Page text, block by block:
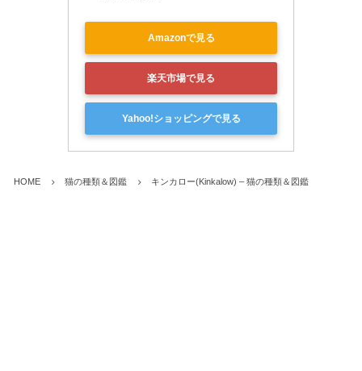
Amazonで見る
楽天市場で見る
Yahoo!ショッピングで見る
HOME 猫の種類＆図鑑 キンカロー(Kinkalow) – 猫の種類＆図鑑